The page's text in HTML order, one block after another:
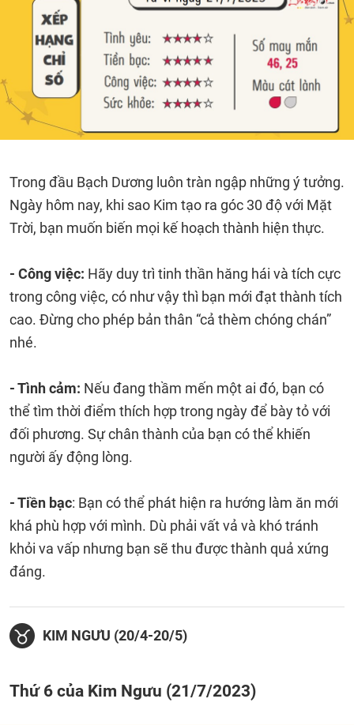
Trong đầu Bạch Dương luôn tràn ngập những ý tưởng.
Ngày hôm nay, khi sao Kim tạo ra góc 30 độ với Mặt
Trời, bạn muốn biến mọi kế hoạch thành hiện thực.
- Công việc: Hãy duy trì tinh thần hăng hái và tích cực
trong công việc, có như vậy thì bạn mới đạt thành tích
cao. Đừng cho phép bản thân “cả thèm chóng chán”
nhé.
- Tình cảm: Nếu đang thầm mến một ai đó, bạn có
thể tìm thời điểm thích hợp trong ngày để bày tỏ với
đối phương. Sự chân thành của bạn có thể khiến
người ấy động lòng.
- Tiền bạc: Bạn có thể phát hiện ra hướng làm ăn mới
khá phù hợp với mình. Dù phải vất vả và khó tránh
khỏi va vấp nhưng bạn sẽ thu được thành quả xứng
đáng.
KIM NGƯU (20/4-20/5)
Thứ 6 của Kim Ngưu (21/7/2023)